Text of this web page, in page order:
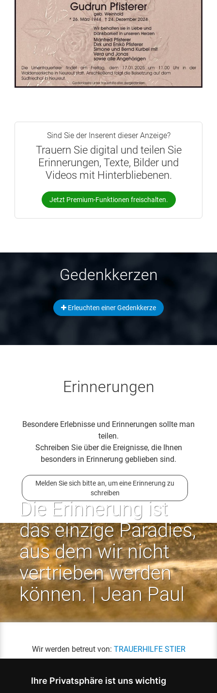
Ihre Privatsphäre ist uns wichtig
Sind Sie der Inserent dieser Anzeige?
Trauern Sie digital und teilen Sie
Erinnerungen, Texte, Bilder und
Videos mit Hinterbliebenen.
Jetzt Premium-Funktionen freischalten.
Gedenkkerzen
Erleuchten einer Gedenkkerze
Erinnerungen
Besondere Erlebnisse und Erinnerungen sollte man
teilen.
Schreiben Sie über die Ereignisse, die Ihnen
besonders in Erinnerung geblieben sind.
Melden Sie sich bitte an, um eine Erinnerung zu
schreiben
Die Erinnerung ist
das einzige Paradies,
aus dem wir nicht
vertrieben werden
können. | Jean Paul
Wir werden betreut von: TRAUERHILFE STIER